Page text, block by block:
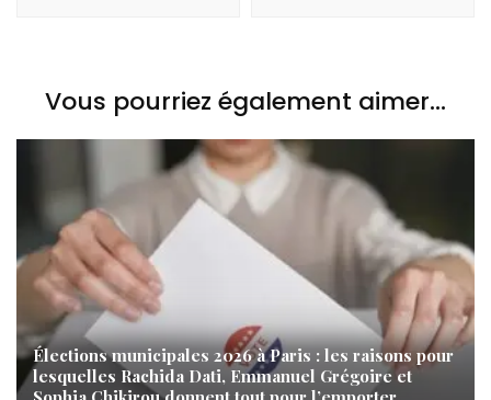
Vous pourriez également aimer...
Élections municipales 2026 à Paris : les raisons pour
lesquelles Rachida Dati, Emmanuel Grégoire et